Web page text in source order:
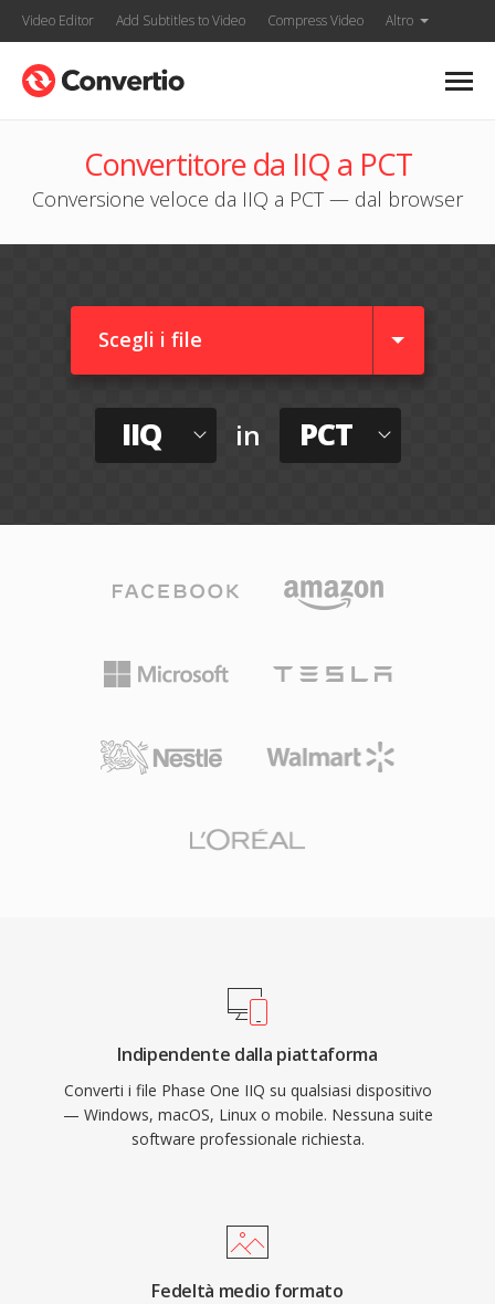
Video Editor Add Subtitles to Video Compress Video Altro
Convertitore da IIQ a PCT
Conversione veloce da IIQ a PCT — dal browser
Scegli i file
IIQ in PCT
Indipendente dalla piattaforma
Converti i file Phase One IIQ su qualsiasi dispositivo
— Windows, macOS, Linux o mobile. Nessuna suite
software professionale richiesta.
Fedeltà medio formato